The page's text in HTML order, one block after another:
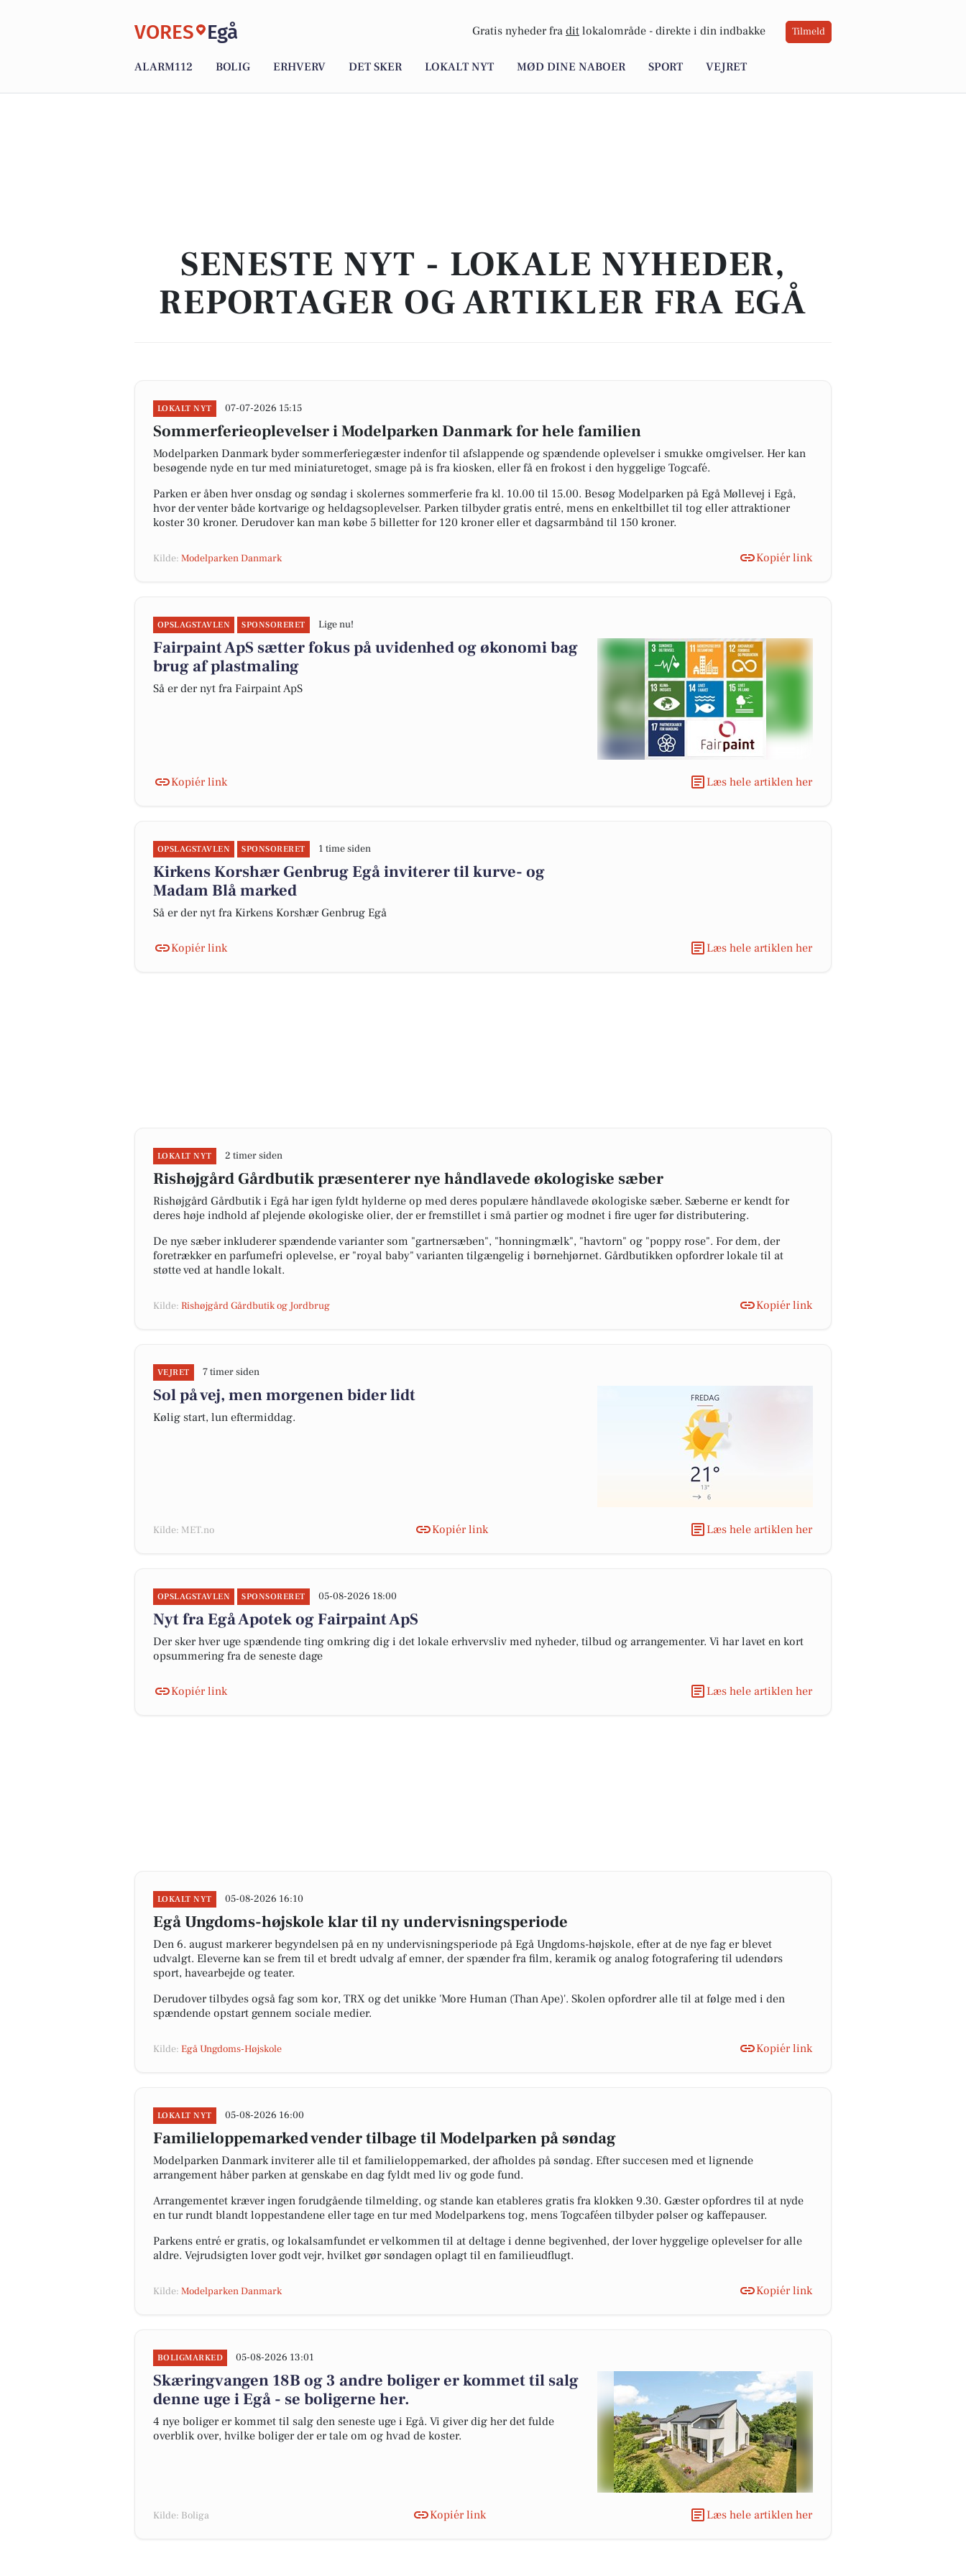
VORES Egå Gratis nyheder fra dit lokalområde - direkte i din indbakke Tilmeld
ALARM112 BOLIG ERHVERV DET SKER LOKALT NYT MØD DINE NABOER SPORT VEJRET
SENESTE NYT - LOKALE NYHEDER,
REPORTAGER OG ARTIKLER FRA EGÅ
LOKALT NYT 07-07-2026 15:15
Sommerferieoplevelser i Modelparken Danmark for hele familien
Modelparken Danmark byder sommerferiegæster indenfor til afslappende og spændende oplevelser i smukke omgivelser. Her kan
besøgende nyde en tur med miniaturetoget, smage på is fra kiosken, eller få en frokost i den hyggelige Togcafé.
Parken er åben hver onsdag og søndag i skolernes sommerferie fra kl. 10.00 til 15.00. Besøg Modelparken på Egå Møllevej i Egå,
hvor der venter både kortvarige og heldagsoplevelser. Parken tilbyder gratis entré, mens en enkeltbillet til tog eller attraktioner
koster 30 kroner. Derudover kan man købe 5 billetter for 120 kroner eller et dagsarmbånd til 150 kroner.
Kilde: Modelparken Danmark Kopiér link
OPSLAGSTAVLEN SPONSORERET Lige nu!
Fairpaint ApS sætter fokus på uvidenhed og økonomi bag
brug af plastmaling
Så er der nyt fra Fairpaint ApS
Kopiér link Læs hele artiklen her
OPSLAGSTAVLEN SPONSORERET 1 time siden
Kirkens Korshær Genbrug Egå inviterer til kurve- og
Madam Blå marked
Så er der nyt fra Kirkens Korshær Genbrug Egå
Kopiér link Læs hele artiklen her
LOKALT NYT 2 timer siden
Rishøjgård Gårdbutik præsenterer nye håndlavede økologiske sæber
Rishøjgård Gårdbutik i Egå har igen fyldt hylderne op med deres populære håndlavede økologiske sæber. Sæberne er kendt for
deres høje indhold af plejende økologiske olier, der er fremstillet i små partier og modnet i fire uger før distributering.
De nye sæber inkluderer spændende varianter som "gartnersæben", "honningmælk", "havtorn" og "poppy rose". For dem, der
foretrækker en parfumefri oplevelse, er "royal baby" varianten tilgængelig i børnehjørnet. Gårdbutikken opfordrer lokale til at
støtte ved at handle lokalt.
Kilde: Rishøjgård Gårdbutik og Jordbrug Kopiér link
VEJRET 7 timer siden
Sol på vej, men morgenen bider lidt
Kølig start, lun eftermiddag.
Kilde: MET.no Kopiér link Læs hele artiklen her
OPSLAGSTAVLEN SPONSORERET 05-08-2026 18:00
Nyt fra Egå Apotek og Fairpaint ApS
Der sker hver uge spændende ting omkring dig i det lokale erhvervsliv med nyheder, tilbud og arrangementer. Vi har lavet en kort
opsummering fra de seneste dage
Kopiér link Læs hele artiklen her
LOKALT NYT 05-08-2026 16:10
Egå Ungdoms-højskole klar til ny undervisningsperiode
Den 6. august markerer begyndelsen på en ny undervisningsperiode på Egå Ungdoms-højskole, efter at de nye fag er blevet
udvalgt. Eleverne kan se frem til et bredt udvalg af emner, der spænder fra film, keramik og analog fotografering til udendørs
sport, havearbejde og teater.
Derudover tilbydes også fag som kor, TRX og det unikke 'More Human (Than Ape)'. Skolen opfordrer alle til at følge med i den
spændende opstart gennem sociale medier.
Kilde: Egå Ungdoms-Højskole Kopiér link
LOKALT NYT 05-08-2026 16:00
Familieloppemarked vender tilbage til Modelparken på søndag
Modelparken Danmark inviterer alle til et familieloppemarked, der afholdes på søndag. Efter succesen med et lignende
arrangement håber parken at genskabe en dag fyldt med liv og gode fund.
Arrangementet kræver ingen forudgående tilmelding, og stande kan etableres gratis fra klokken 9.30. Gæster opfordres til at nyde
en tur rundt blandt loppestandene eller tage en tur med Modelparkens tog, mens Togcaféen tilbyder pølser og kaffepauser.
Parkens entré er gratis, og lokalsamfundet er velkommen til at deltage i denne begivenhed, der lover hyggelige oplevelser for alle
aldre. Vejrudsigten lover godt vejr, hvilket gør søndagen oplagt til en familieudflugt.
Kilde: Modelparken Danmark Kopiér link
BOLIGMARKED 05-08-2026 13:01
Skæringvangen 18B og 3 andre boliger er kommet til salg
denne uge i Egå - se boligerne her.
4 nye boliger er kommet til salg den seneste uge i Egå. Vi giver dig her det fulde
overblik over, hvilke boliger der er tale om og hvad de koster.
Kilde: Boliga Kopiér link Læs hele artiklen her